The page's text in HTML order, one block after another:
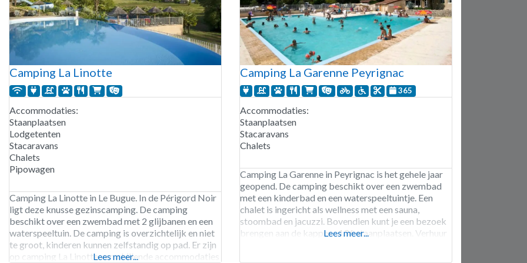
Camping La Linotte
Accommodaties:
Staanplaatsen
Lodgetenten
Stacaravans
Chalets
Pipowagen
Camping La Linotte in Le Bugue. In de Périgord Noir
ligt deze knusse gezinscamping. De camping
beschikt over een zwembad met 2 glijbanen en een
waterspeeltuin. De camping is overzichtelijk en niet
te groot, kinderen kunnen zelfstandig op pad. Er zijn
op camping La Linotte verschillende accommodaties
Lees meer...
Camping La Garenne Peyrignac
365
Accommodaties:
Staanplaatsen
Stacaravans
Chalets
Camping La Garenne in Peyrignac is het gehele jaar
geopend. De camping beschikt over een zwembad
met een kinderbad en een waterspeeltuintje. Een
chalet is ingericht als wellness met een sauna,
stoombad en jacuzzi. Bovendien kunt je een bezoek
brengen aan de kapper. 136 staanplaatsen. Verhuur
Lees meer...